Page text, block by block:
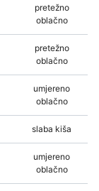
pretežno
oblačno
pretežno
oblačno
umjereno
oblačno
slaba kiša
umjereno
oblačno